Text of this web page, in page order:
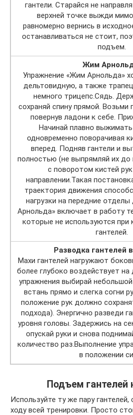
гантели. Старайся не
верхней точке выжди
равномерно вернись в
останавливаться не стоит,
подъем.
Жим
Упражнение «Жим Арнольда»
дельтовидную, а также
немного трицепс.Сядь.
сохраняй спину прямой. Возьми
повернув ладони к себе.
Начинай плавно выжимать
одновременно поворачивая
вперед. Подняв гантели и
полностью (не выпрямляй их до
с поворотом кистей
направлении.Такая
траектория движения
нагрузки на передние
Арнольда» включает в работу
которые не используются при
гантелей.
Разводка гантелей
Махи гантелей нагружают
более глубоко воздействует
упражнения выбирай небольшой
встань прямо и слегка согни
положение рук должно
подхода). Энергично разведи
уровня головы. Задержись на
опускай руки и снова
количество раз.Выполнение
в положении
Подъем гантелей
Используйте ту же пару
ходу всей тренировки. Просто